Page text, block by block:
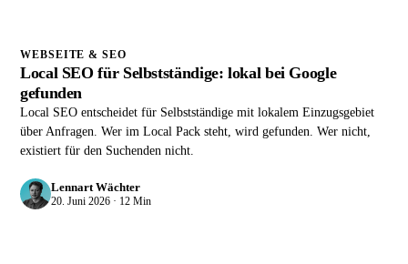
WEBSEITE & SEO
Local SEO für Selbstständige: lokal bei Google
gefunden
Local SEO entscheidet für Selbstständige mit lokalem Einzugsgebiet
über Anfragen. Wer im Local Pack steht, wird gefunden. Wer nicht,
existiert für den Suchenden nicht.
Lennart Wächter
20. Juni 2026 · 12 Min